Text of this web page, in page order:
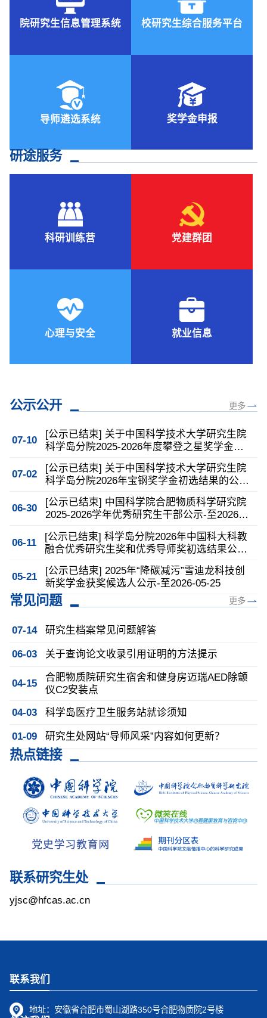
院研究生信息管理系统 校研究生综合服务平台
导师遴选系统 奖学金申报
研途服务
科研训练营 党建群团
心理与安全 就业信息
公示公开 更多
07-10
[公示已结束] 关于中国科学技术大学研究生院
科学岛分院2025-2026年度攀登之星奖学金评
07-02
[公示已结束] 关于中国科学技术大学研究生院
科学岛分院2026年宝钢奖学金初选结果的公
06-30
[公示已结束] 中国科学院合肥物质科学研究院
2025-2026学年优秀研究生干部公示-至2026-
06-11
[公示已结束] 科学岛分院2026年中国科大科教
融合优秀研究生奖和优秀导师奖初选结果公
05-21
[公示已结束] 2025年“降碳减污”雪迪龙科技创
新奖学金获奖候选人公示-至2026-05-25
常见问题 更多
07-14 研究生档案常见问题解答
06-03 关于查询论文收录引用证明的方法提示
04-15
合肥物质院研究生宿舍和健身房迈瑞AED除颤
仪C2安装点
04-03
科学岛医疗卫生服务站就诊须知
01-09 研究生处网站“导师风采”内容如何更新？
热点链接
联系研究生处
yjsc@hfcas.ac.cn
联系我们
地址： 安徽省合肥市蜀山湖路350号合肥物质院2号楼